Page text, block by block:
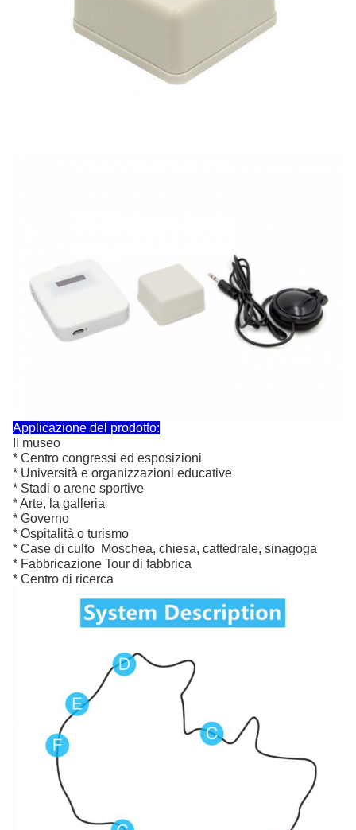
Applicazione del prodotto:
Il museo
* Centro congressi ed esposizioni
* Università e organizzazioni educative
* Stadi o arene sportive
* Arte, la galleria
* Governo
* Ospitalità o turismo
* Case di culto ️ Moschea, chiesa, cattedrale, sinagoga
* Fabbricazione Tour di fabbrica
* Centro di ricerca